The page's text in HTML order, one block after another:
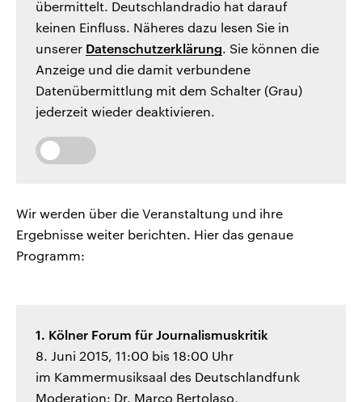
übermittelt. Deutschlandradio hat darauf
keinen Einfluss. Näheres dazu lesen Sie in
unserer Datenschutzerklärung. Sie können die
Anzeige und die damit verbundene
Datenübermittlung mit dem Schalter (Grau)
jederzeit wieder deaktivieren.
Wir werden über die Veranstaltung und ihre
Ergebnisse weiter berichten. Hier das genaue
Programm:
1. Kölner Forum für Journalismuskritik
8. Juni 2015, 11:00 bis 18:00 Uhr
im Kammermusiksaal des Deutschlandfunk
Moderation: Dr. Marco Bertolaso,